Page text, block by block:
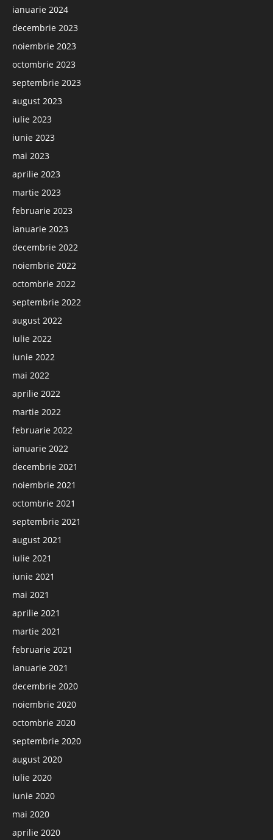
ianuarie 2024
decembrie 2023
noiembrie 2023
octombrie 2023
septembrie 2023
august 2023
iulie 2023
iunie 2023
mai 2023
aprilie 2023
martie 2023
februarie 2023
ianuarie 2023
decembrie 2022
noiembrie 2022
octombrie 2022
septembrie 2022
august 2022
iulie 2022
iunie 2022
mai 2022
aprilie 2022
martie 2022
februarie 2022
ianuarie 2022
decembrie 2021
noiembrie 2021
octombrie 2021
septembrie 2021
august 2021
iulie 2021
iunie 2021
mai 2021
aprilie 2021
martie 2021
februarie 2021
ianuarie 2021
decembrie 2020
noiembrie 2020
octombrie 2020
septembrie 2020
august 2020
iulie 2020
iunie 2020
mai 2020
aprilie 2020